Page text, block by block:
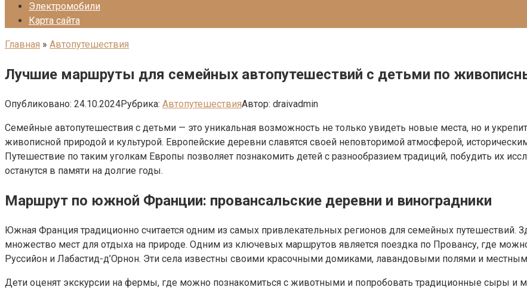
Электромобили
Карта сайта
Главная » Автопутешествия
Лучшие маршруты для семейных автопутешествий с детьми по
Опубликовано: 24.10.2024Рубрика: АвтопутешествияАвтор: draivadmin
Семейные автопутешествия с детьми — это уникальная возможность не только увидеть новые места, но и
живописной природой и культурой. Европейские деревни славятся своей неповторимой атмосферой,
Путешествие по таким уголкам Европы позволяет познакомить детей с разнообразием традиций, побудить их
останутся в памяти на долгие годы.
Маршрут по южной Франции: провансальские деревни и виноградники
Южная Франция традиционно считается одним из самых привлекательных регионов для семейных
множество мест для отдыха на природе. Одним из ключевых маршрутов является поездка по Провансу, где
Руссийон и Лабастид-д’Орнон. Эти села известны своими красочными домиками, лавандовыми полями и
Дети оценят экскурсии на фермы, где можно познакомиться с животными и попробовать традиционные сыры и